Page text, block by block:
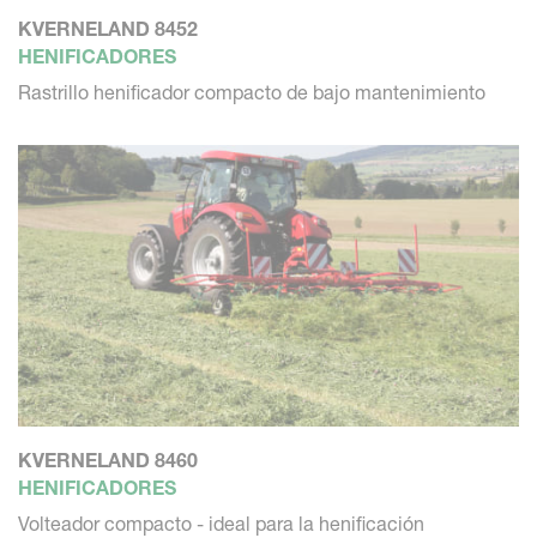
KVERNELAND 8452
HENIFICADORES
Rastrillo henificador compacto de bajo mantenimiento
KVERNELAND 8460
HENIFICADORES
Volteador compacto - ideal para la henificación